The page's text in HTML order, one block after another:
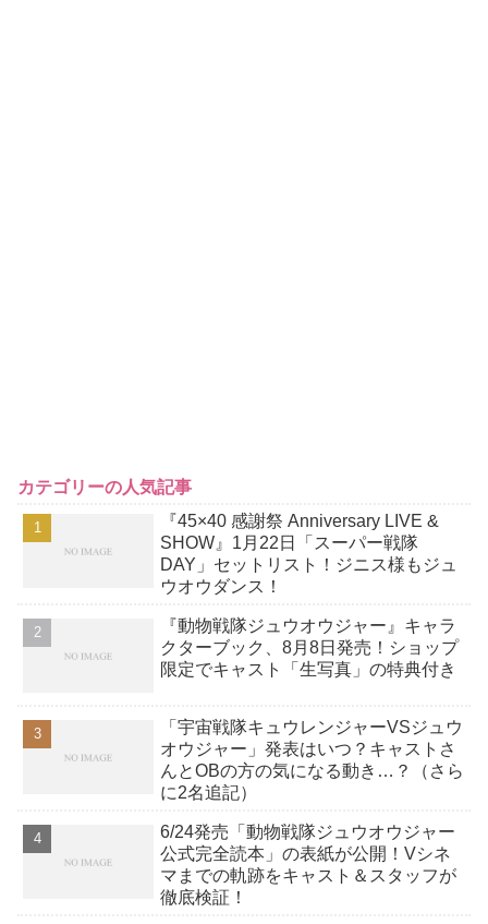
カテゴリーの人気記事
『45×40 感謝祭 Anniversary LIVE &
SHOW』1月22日「スーパー戦隊
DAY」セットリスト！ジニス様もジュ
ウオウダンス！
『動物戦隊ジュウオウジャー』キャラ
クターブック、8月8日発売！ショップ
限定でキャスト「生写真」の特典付き
「宇宙戦隊キュウレンジャーVSジュウ
オウジャー」発表はいつ？キャストさ
んとOBの方の気になる動き…？（さら
に2名追記）
6/24発売「動物戦隊ジュウオウジャー
公式完全読本」の表紙が公開！Vシネ
マまでの軌跡をキャスト＆スタッフが
徹底検証！